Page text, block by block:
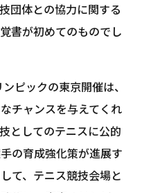
団体との協力に関する
書が初めてのものでし
ピックの東京開催は、
チャンスを与えてくれ
としてのテニスに公的
の育成強化策が進展す
て、テニス競技会場と